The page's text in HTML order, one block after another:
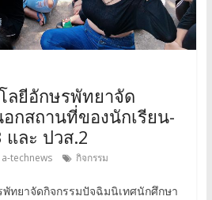
ลยีอักษรพัทยาจัด
กสถานที่ของนักเรียน-
ละ ปวส.2
a-technews กิจกรรม
ทยาจัดกิจกรรมปัจฉิมนิเทศนักศึกษา